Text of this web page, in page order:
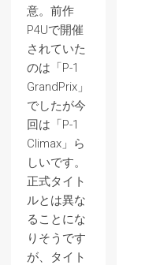
意。前作
P4Uで開催
されていた
のは「P-1
GrandPrix」
でしたが今
回は「P-1
Climax」ら
しいです。
正式タイト
ルとは異な
ることにな
りそうです
が、タイト